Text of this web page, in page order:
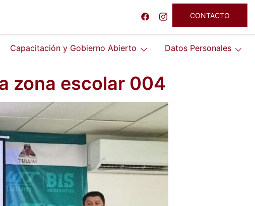
CONTACTO
Capacitación y Gobierno Abierto Datos Personales
zona escolar 004